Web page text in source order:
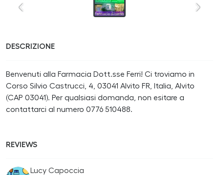
DESCRIZIONE
Benvenuti alla Farmacia Dott.sse Ferri! Ci troviamo in
Corso Silvio Castrucci, 4, 03041 Alvito FR, Italia, Alvito
(CAP 03041). Per qualsiasi domanda, non esitare a
contattarci al numero 0776 510488.
REVIEWS
Lucy Capoccia